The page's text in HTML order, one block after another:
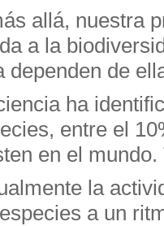
allá, nuestra
a la
dependen de
ha
entre el
en el
la
a un